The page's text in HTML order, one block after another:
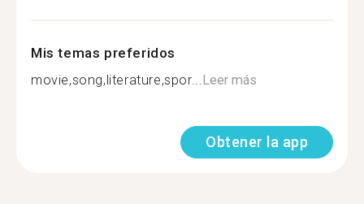
Mis temas preferidos
movie,song,literature,spor... Leer más
Obtener la app